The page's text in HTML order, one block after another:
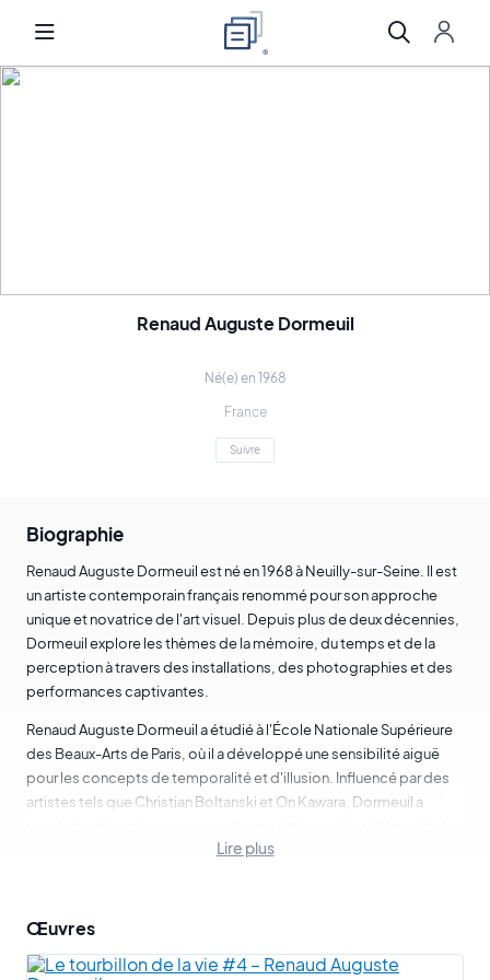
Renaud Auguste Dormeuil
Né(e) en 1968
France
Suivre
Biographie
Renaud Auguste Dormeuil est né en 1968 à Neuilly-sur-Seine. Il est
un artiste contemporain français renommé pour son approche
unique et novatrice de l'art visuel. Depuis plus de deux décennies,
Dormeuil explore les thèmes de la mémoire, du temps et de la
perception à travers des installations, des photographies et des
performances captivantes.
Renaud Auguste Dormeuil a étudié à l'École Nationale Supérieure
des Beaux-Arts de Paris, où il a développé une sensibilité aiguë
pour les concepts de temporalité et d'illusion. Influencé par des
artistes tels que Christian Boltanski et On Kawara, Dormeuil a
science, de technologie et d'astronomie dans son œuvre.
performances où il recrée le ciel étoilé tel qu'il apparaîtra dans 100
ans. Cette œuvre questionne notre relation au futur et à la mémoire
Lire plus
Œuvres